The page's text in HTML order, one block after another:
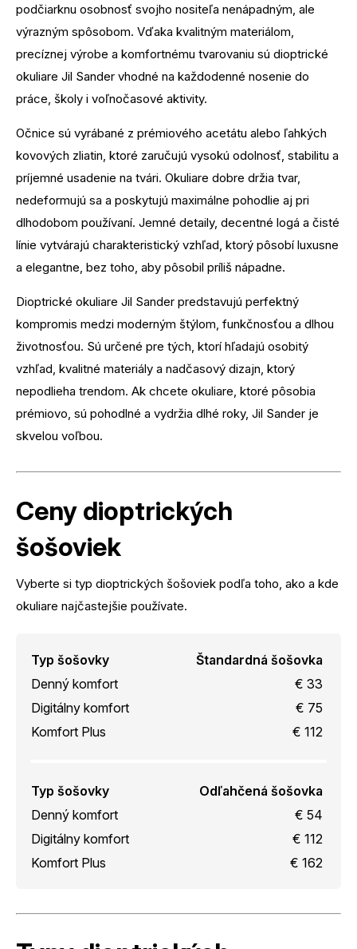
podčiarknu osobnosť svojho nositeľa nenápadným, ale
výrazným spôsobom. Vďaka kvalitným materiálom,
precíznej výrobe a komfortnému tvarovaniu sú dioptrické
okuliare Jil Sander vhodné na každodenné nosenie do
práce, školy i voľnočasové aktivity.
Očnice sú vyrábané z prémiového acetátu alebo ľahkých
kovových zliatin, ktoré zaručujú vysokú odolnosť, stabilitu a
príjemné usadenie na tvári. Okuliare dobre držia tvar,
nedeformujú sa a poskytujú maximálne pohodlie aj pri
dlhodobom používaní. Jemné detaily, decentné logá a čisté
línie vytvárajú charakteristický vzhľad, ktorý pôsobí luxusne
a elegantne, bez toho, aby pôsobil príliš nápadne.
Dioptrické okuliare Jil Sander predstavujú perfektný
kompromis medzi moderným štýlom, funkčnosťou a dlhou
životnosťou. Sú určené pre tých, ktorí hľadajú osobitý
vzhľad, kvalitné materiály a nadčasový dizajn, ktorý
nepodlieha trendom. Ak chcete okuliare, ktoré pôsobia
prémiovo, sú pohodlné a vydržia dlhé roky, Jil Sander je
skvelou voľbou.
Ceny dioptrických
šošoviek
Vyberte si typ dioptrických šošoviek podľa toho, ako a kde
okuliare najčastejšie používate.
Typ šošovky
Štandardná šošovka
Denný komfort
€ 33
Digitálny komfort
€ 75
Komfort Plus
€ 112
Typ šošovky
Odľahčená šošovka
Denný komfort
€ 54
Digitálny komfort
€ 112
Komfort Plus
€ 162